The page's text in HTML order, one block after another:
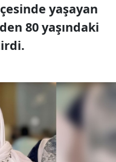
yaşayan
80 yaşındaki